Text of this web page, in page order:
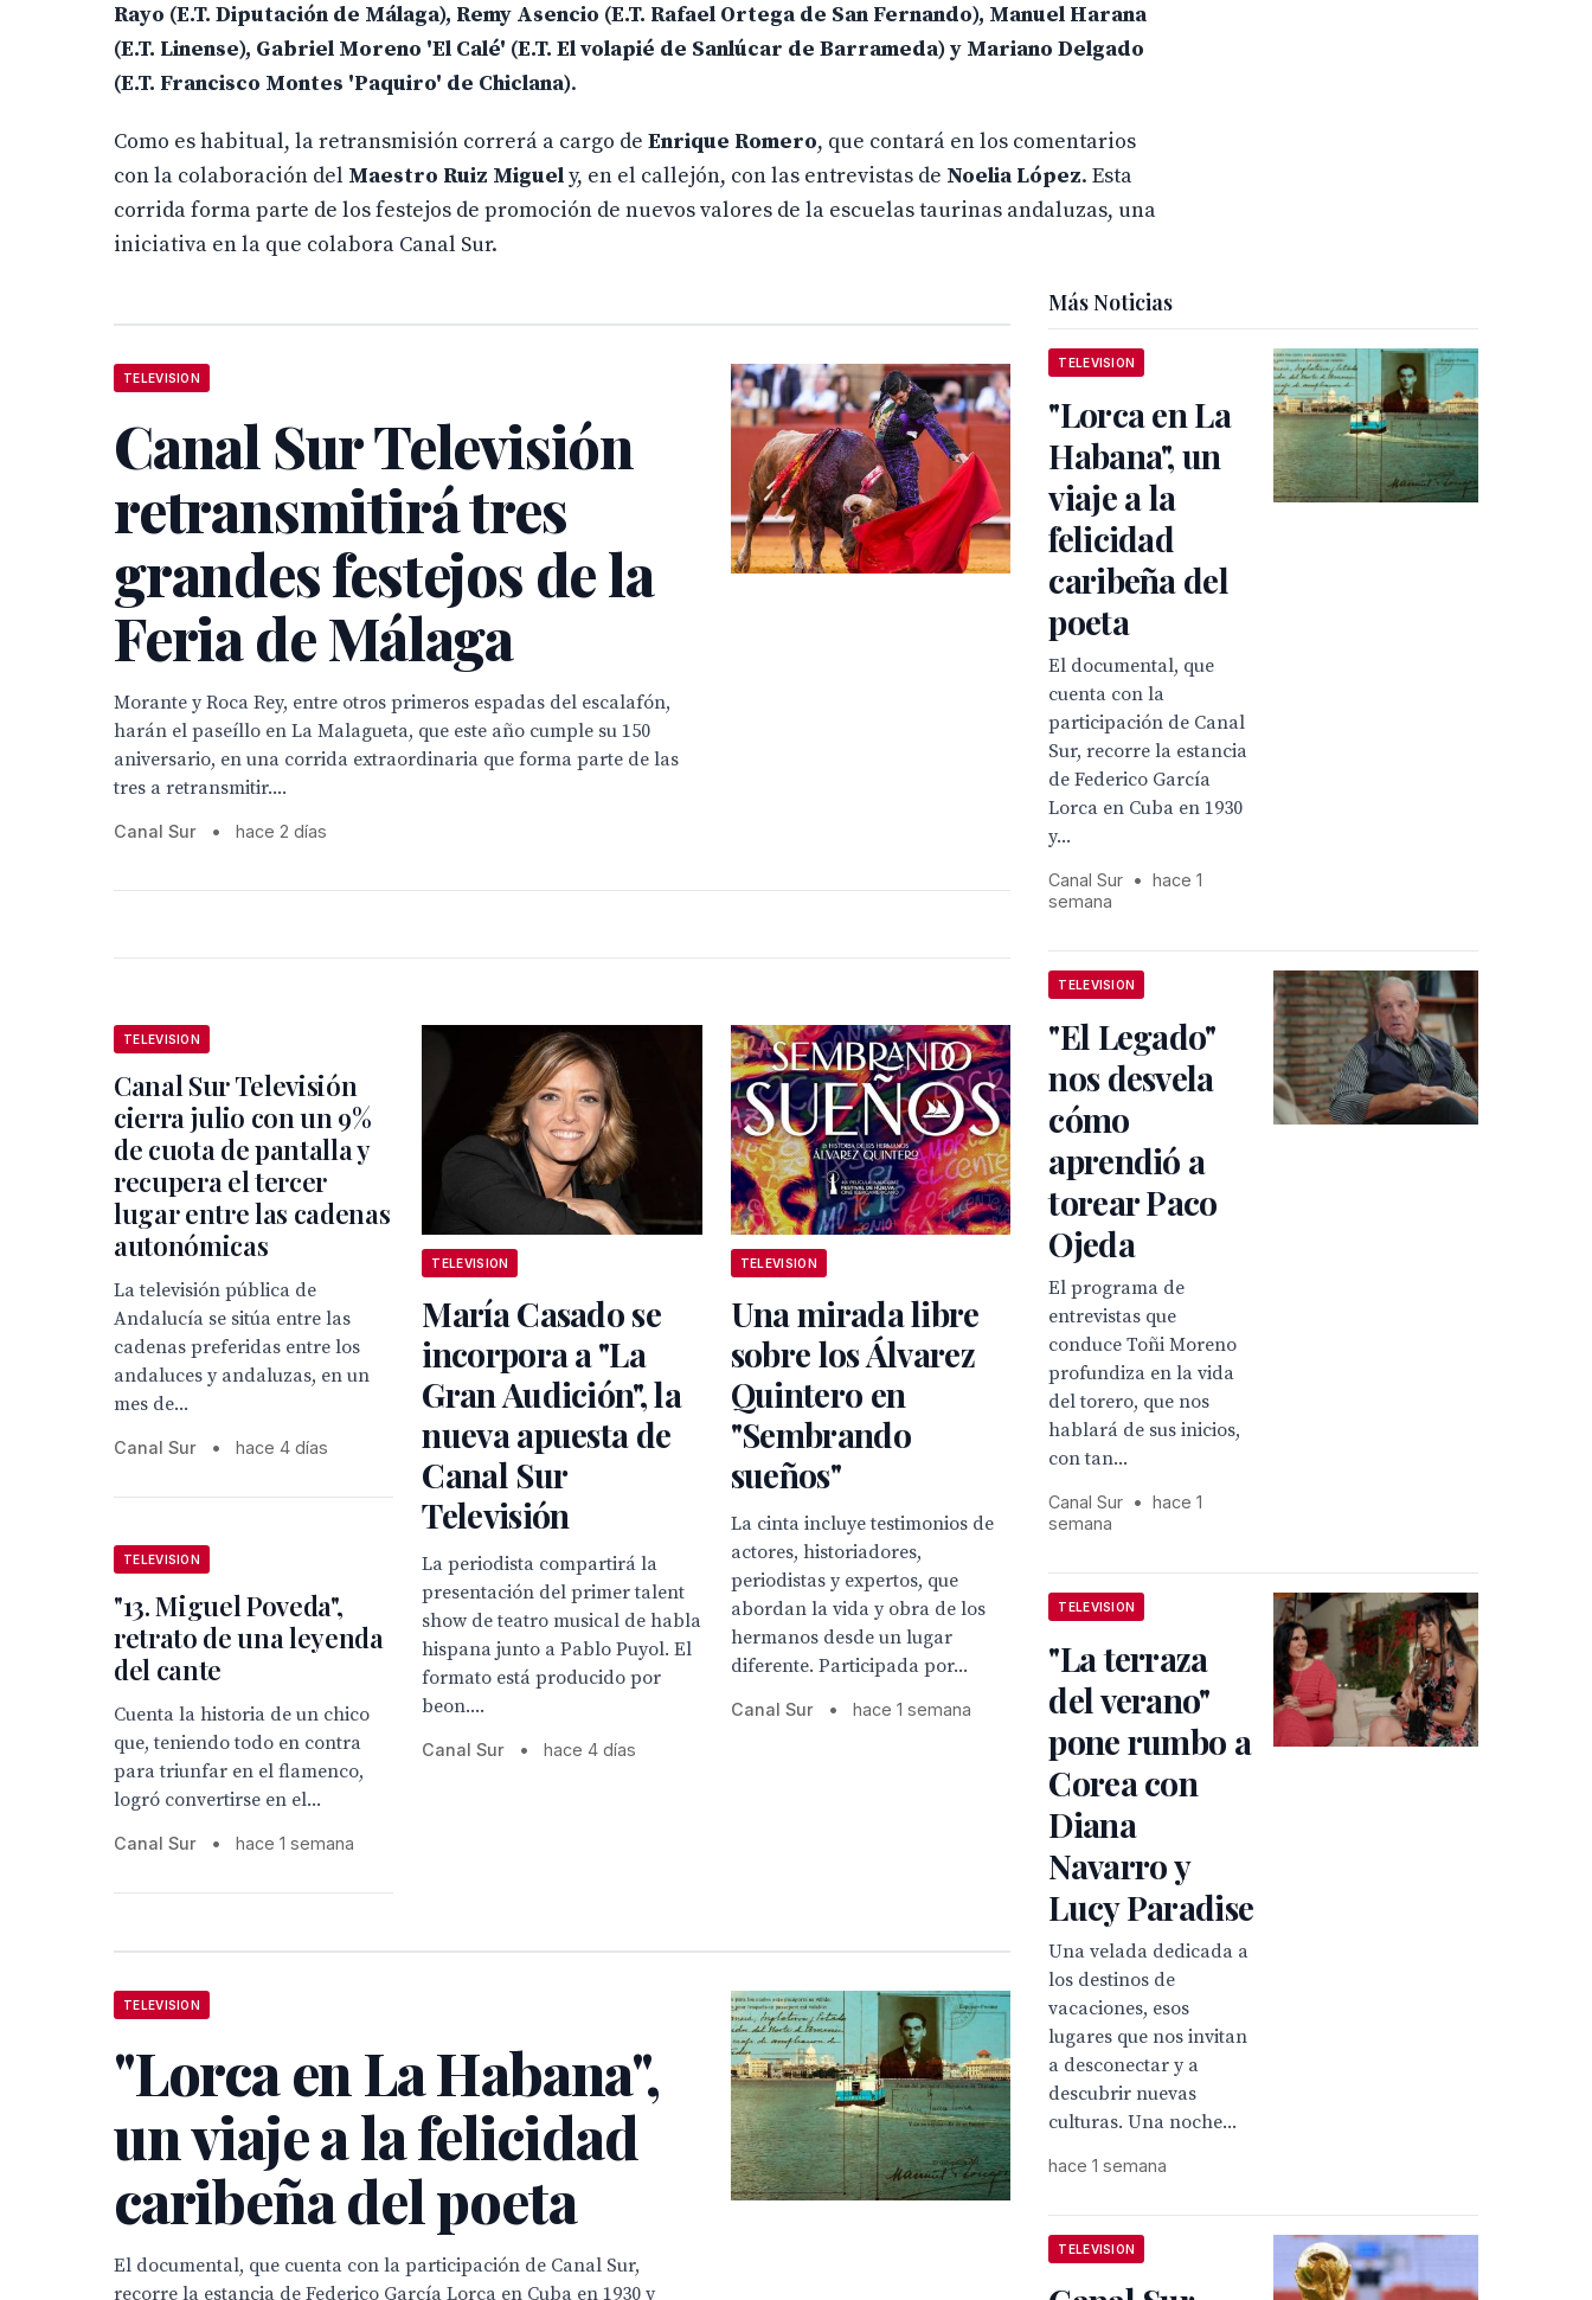
Rayo (E.T. Diputación de Málaga), Remy Asencio (E.T. Rafael Ortega de San Fernando), Manuel Harana
(E.T. Linense), Gabriel Moreno 'El Calé' (E.T. El volapié de Sanlúcar de Barrameda) y Mariano Delgado
(E.T. Francisco Montes 'Paquiro' de Chiclana).
Como es habitual, la retransmisión correrá a cargo de Enrique Romero, que contará en los comentarios
con la colaboración del Maestro Ruiz Miguely, en el callejón, con las entrevistas de Noelia López. Esta
corrida forma parte de los festejos de promoción de nuevos valores de la escuelas taurinas andaluzas, una
iniciativa en la que colabora Canal Sur.
TELEVISION
Canal Sur Televisión
retransmitirá tres
grandes festejos de la
Feria de Málaga
Morante y Roca Rey, entre otros primeros espadas del escalafón,
harán el paseíllo en La Malagueta, que este año cumple su 150
aniversario, en una corrida extraordinaria que forma parte de las
tres a retransmitir....
Canal Sur • hace 2 días
TELEVISION
Canal Sur Televisión
cierra julio con un 9%
de cuota de pantalla y
recupera el tercer
lugar entre las cadenas
autonómicas
La televisión pública de
Andalucía se sitúa entre las
cadenas preferidas entre los
andaluces y andaluzas, en un
mes de...
Canal Sur • hace 4 días
TELEVISION
María Casado se
incorpora a "La
Gran Audición", la
nueva apuesta de
Canal Sur
Televisión
La periodista compartirá la
presentación del primer talent
show de teatro musical de habla
hispana junto a Pablo Puyol. El
formato está producido por
beon....
Canal Sur • hace 4 días
TELEVISION
Una mirada libre
sobre los Álvarez
Quintero en
"Sembrando
sueños"
La cinta incluye testimonios de
actores, historiadores,
periodistas y expertos, que
abordan la vida y obra de los
hermanos desde un lugar
diferente. Participada por...
Canal Sur • hace 1 semana
TELEVISION
"13. Miguel Poveda",
retrato de una leyenda
del cante
Cuenta la historia de un chico
que, teniendo todo en contra
para triunfar en el flamenco,
logró convertirse en el...
Canal Sur • hace 1 semana
TELEVISION
"Lorca en La Habana",
un viaje a la felicidad
caribeña del poeta
El documental, que cuenta con la participación de Canal Sur,
recorre la estancia de Federico García Lorca en Cuba en 1930 y
Más Noticias
TELEVISION
"Lorca en La
Habana", un
viaje a la
felicidad
caribeña del
poeta
El documental, que
cuenta con la
participación de Canal
Sur, recorre la estancia
de Federico García
Lorca en Cuba en 1930
y...
Canal Sur •
hace 1
semana
TELEVISION
"El Legado"
nos desvela
cómo
aprendió a
torear Paco
Ojeda
El programa de
entrevistas que
conduce Toñi Moreno
profundiza en la vida
del torero, que nos
hablará de sus inicios,
con tan...
Canal Sur •
hace 1
semana
TELEVISION
"La terraza
del verano"
pone rumbo a
Corea con
Diana
Navarro y
Lucy Paradise
Una velada dedicada a
los destinos de
vacaciones, esos
lugares que nos invitan
a desconectar y a
descubrir nuevas
culturas. Una noche...
hace 1 semana
TELEVISION